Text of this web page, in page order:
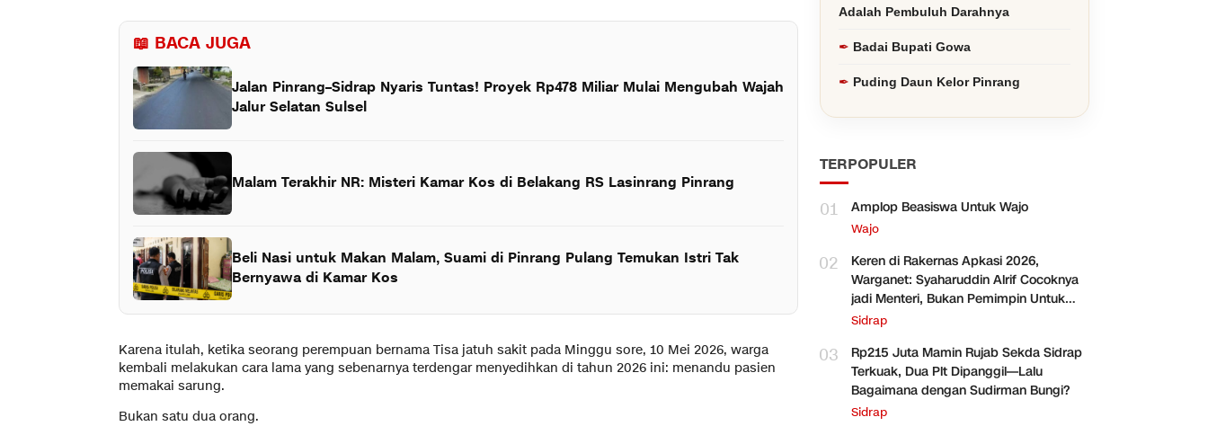
📖 BACA JUGA
Jalan Pinrang–Sidrap Nyaris Tuntas! Proyek Rp478 Miliar Mulai Mengubah Wajah
Jalur Selatan Sulsel
Malam Terakhir NR: Misteri Kamar Kos di Belakang RS Lasinrang Pinrang
Beli Nasi untuk Makan Malam, Suami di Pinrang Pulang Temukan Istri Tak
Bernyawa di Kamar Kos
Karena itulah, ketika seorang perempuan bernama Tisa jatuh sakit pada Minggu sore, 10 Mei 2026, warga
kembali melakukan cara lama yang sebenarnya terdengar menyedihkan di tahun 2026 ini: menandu pasien
memakai sarung.
Bukan satu dua orang.
Adalah Pembuluh Darahnya
Badai Bupati Gowa
Puding Daun Kelor Pinrang
TERPOPULER
01 Amplop Beasiswa Untuk Wajo
Wajo
02
Keren di Rakernas Apkasi 2026,
Warganet: Syaharuddin Alrif Cocoknya
jadi Menteri, Bukan Pemimpin Untuk
Sidrap Saja
Sidrap
03
Rp215 Juta Mamin Rujab Sekda Sidrap
Terkuak, Dua Plt Dipanggil—Lalu
Bagaimana dengan Sudirman Bungi?
Sidrap